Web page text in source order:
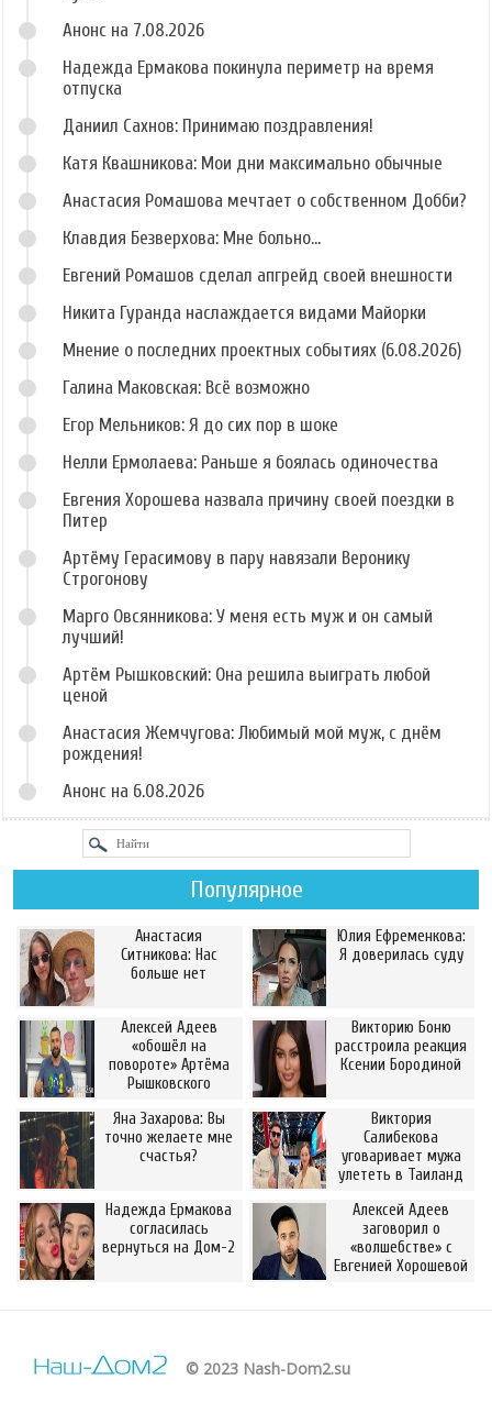
Анонс на 7.08.2026
Надежда Ермакова покинула периметр на время
отпуска
Даниил Сахнов: Принимаю поздравления!
Катя Квашникова: Мои дни максимально обычные
Анастасия Ромашова мечтает о собственном Добби?
Клавдия Безверхова: Мне больно...
Евгений Ромашов сделал апгрейд своей внешности
Никита Гуранда наслаждается видами Майорки
Мнение о последних проектных событиях (6.08.2026)
Галина Маковская: Всё возможно
Егор Мельников: Я до сих пор в шоке
Нелли Ермолаева: Раньше я боялась одиночества
Евгения Хорошева назвала причину своей поездки в
Питер
Артёму Герасимову в пару навязали Веронику
Строгонову
Марго Овсянникова: У меня есть муж и он самый
лучший!
Артём Рышковский: Она решила выиграть любой
ценой
Анастасия Жемчугова: Любимый мой муж, с днём
рождения!
Анонс на 6.08.2026
Популярное
Анастасия
Ситникова: Нас
больше нет
Юлия Ефременкова:
Я доверилась суду
Алексей Адеев
«обошёл на
повороте» Артёма
Рышковского
Викторию Боню
расстроила реакция
Ксении Бородиной
Яна Захарова: Вы
точно желаете мне
счастья?
Виктория
Салибекова
уговаривает мужа
улететь в Таиланд
Надежда Ермакова
согласилась
вернуться на Дом-2
Алексей Адеев
заговорил о
«волшебстве» с
Евгенией Хорошевой
© 2023 Nash-Dom2.su